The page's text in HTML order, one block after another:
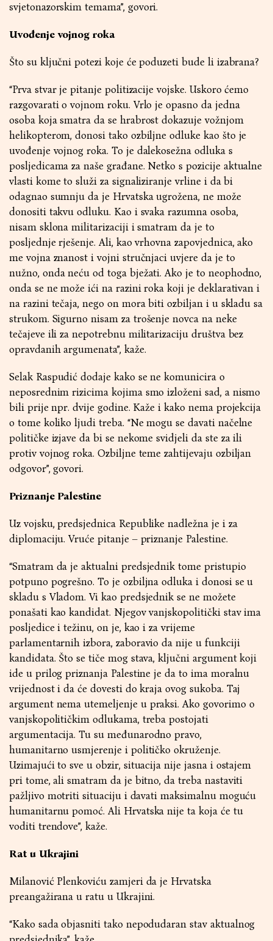
svjetonazorskim temama”, govori.
Uvođenje vojnog roka
Što su ključni potezi koje će poduzeti bude li izabrana?
“Prva stvar je pitanje politizacije vojske. Uskoro ćemo
razgovarati o vojnom roku. Vrlo je opasno da jedna
osoba koja smatra da se hrabrost dokazuje vožnjom
helikopterom, donosi tako ozbiljne odluke kao što je
uvođenje vojnog roka. To je dalekosežna odluka s
posljedicama za naše građane. Netko s pozicije aktualne
vlasti kome to služi za signaliziranje vrline i da bi
odagnao sumnju da je Hrvatska ugrožena, ne može
donositi takvu odluku. Kao i svaka razumna osoba,
nisam sklona militarizaciji i smatram da je to
posljednje rješenje. Ali, kao vrhovna zapovjednica, ako
me vojna znanost i vojni stručnjaci uvjere da je to
nužno, onda neću od toga bježati. Ako je to neophodno,
onda se ne može ići na razini roka koji je deklarativan i
na razini tečaja, nego on mora biti ozbiljan i u skladu sa
strukom. Sigurno nisam za trošenje novca na neke
tečajeve ili za nepotrebnu militarizaciju društva bez
opravdanih argumenata”, kaže.
Selak Raspudić dodaje kako se ne komunicira o
neposrednim rizicima kojima smo izloženi sad, a nismo
bili prije npr. dvije godine. Kaže i kako nema projekcija
o tome koliko ljudi treba. “Ne mogu se davati načelne
političke izjave da bi se nekome svidjeli da ste za ili
protiv vojnog roka. Ozbiljne teme zahtijevaju ozbiljan
odgovor”, govori.
Priznanje Palestine
Uz vojsku, predsjednica Republike nadležna je i za
diplomaciju. Vruće pitanje – priznanje Palestine.
“Smatram da je aktualni predsjednik tome pristupio
potpuno pogrešno. To je ozbiljna odluka i donosi se u
skladu s Vladom. Vi kao predsjednik se ne možete
ponašati kao kandidat. Njegov vanjskopolitički stav ima
posljedice i težinu, on je, kao i za vrijeme
parlamentarnih izbora, zaboravio da nije u funkciji
kandidata. Što se tiče mog stava, ključni argument koji
ide u prilog priznanja Palestine je da to ima moralnu
vrijednost i da će dovesti do kraja ovog sukoba. Taj
argument nema utemeljenje u praksi. Ako govorimo o
vanjskopolitičkim odlukama, treba postojati
argumentacija. Tu su međunarodno pravo,
humanitarno usmjerenje i političko okruženje.
Uzimajući to sve u obzir, situacija nije jasna i ostajem
pri tome, ali smatram da je bitno, da treba nastaviti
pažljivo motriti situaciju i davati maksimalnu moguću
humanitarnu pomoć. Ali Hrvatska nije ta koja će tu
voditi trendove”, kaže.
Rat u Ukrajini
Milanović Plenkoviću zamjeri da je Hrvatska
preangažirana u ratu u Ukrajini.
“Kako sada objasniti tako nepodudaran stav aktualnog